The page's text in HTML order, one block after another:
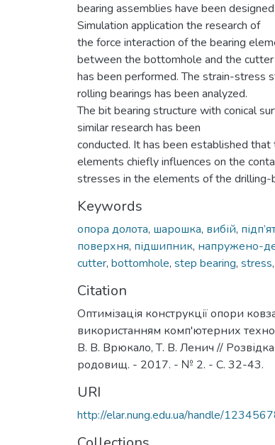
bearing assemblies have been
Simulation application the research of
the force interaction of the bearing
between the bottomhole and the cutter
has been performed. The strain-stress
rolling bearings has been analyzed.
The bit bearing structure with conical
similar research has been
conducted. It has been established
elements chiefly influences on the
stresses in the elements of the drilling-
Keywords
опора долота, шарошка, вибій,
поверхня, підшипник, напружено-
cutter, bottomhole, step bearing, stress,
Citation
Оптимізація конструкції опори
використанням комп'ютерних
В. В. Врюкало, Т. В. Ленич //
родовищ. - 2017. - № 2. - С. 32-43.
URI
http://elar.nung.edu.ua/handle/